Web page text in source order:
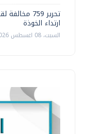
تحرير 759
ارتداء الخوذة
السبت، 08 اغسطس 2026 08:58 ص